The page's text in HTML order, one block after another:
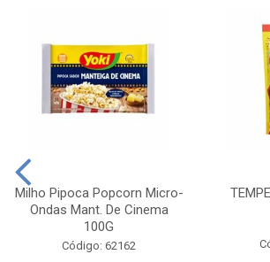
Milho Pipoca Popcorn Micro-
Ondas Mant. De Cinema
100G
Código: 62162